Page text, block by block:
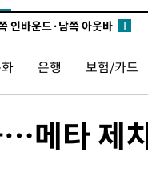
인바운드·남쪽 아웃바
4개 면 특별재난지역
계급 임용…희망지 못
메모리 수요 선제 대
투란VC 입단
축구 '5승 2무'
은행 보험/카드
메타 제